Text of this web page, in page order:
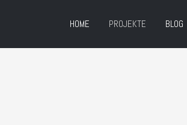
HOME PROJEKTE BLOG